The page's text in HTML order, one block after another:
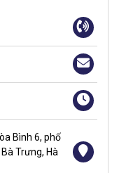
Bình 6, phố
Trưng, Hà